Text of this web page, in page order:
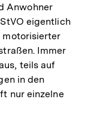
Anwohner
eigentlich
motorisierter
Immer
teils auf
in den
nur einzelne